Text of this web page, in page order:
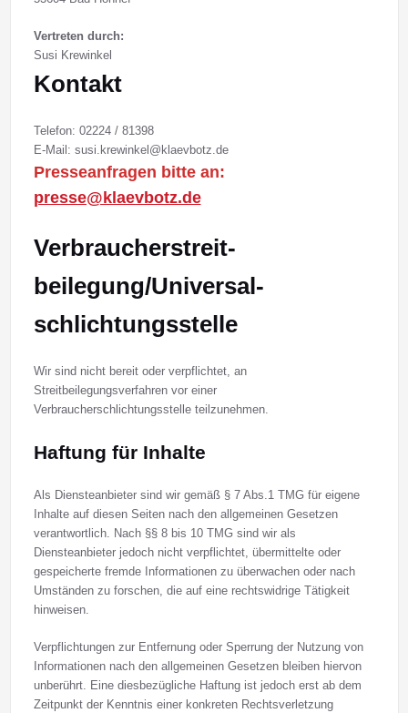
Vertreten durch:
Susi Krewinkel
Kontakt
Telefon: 02224 / 81398
E-Mail: susi.krewinkel@klaevbotz.de
Presseanfragen bitte an:
presse@klaevbotz.de
Verbraucher­streit­
beilegung/Universal­
schlichtungs­stelle
Wir sind nicht bereit oder verpflichtet, an
Streitbeilegungsverfahren vor einer
Verbraucherschlichtungsstelle teilzunehmen.
Haftung für Inhalte
Als Diensteanbieter sind wir gemäß § 7 Abs.1 TMG für eigene
Inhalte auf diesen Seiten nach den allgemeinen Gesetzen
verantwortlich. Nach §§ 8 bis 10 TMG sind wir als
Diensteanbieter jedoch nicht verpflichtet, übermittelte oder
gespeicherte fremde Informationen zu überwachen oder nach
Umständen zu forschen, die auf eine rechtswidrige Tätigkeit
hinweisen.
Verpflichtungen zur Entfernung oder Sperrung der Nutzung von
Informationen nach den allgemeinen Gesetzen bleiben hiervon
unberührt. Eine diesbezügliche Haftung ist jedoch erst ab dem
Zeitpunkt der Kenntnis einer konkreten Rechtsverletzung